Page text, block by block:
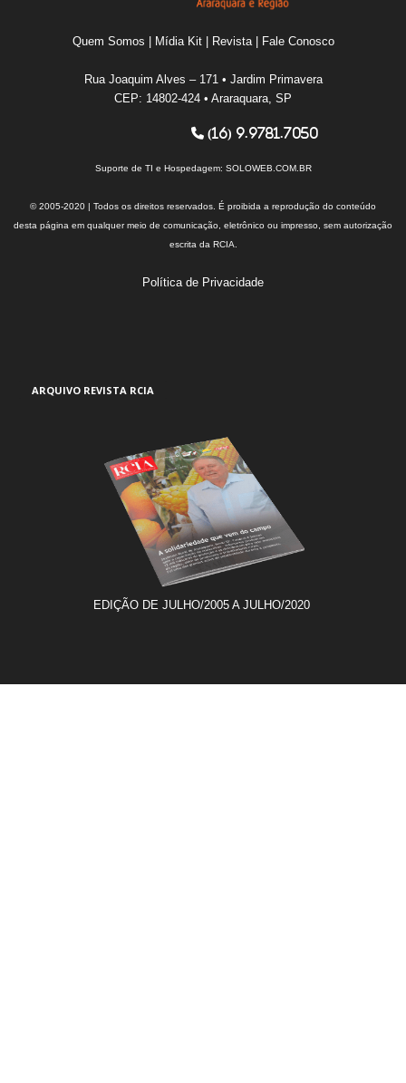
Quem Somos Mídia Kit| Revista| Fale Conosco
Rua Joaquim Alves – 171 • Jardim Primavera
CEP: 14802-424 • Araraquara, SP
(16) 9.9781.7050
Suporte de TI e Hospedagem: SOLOWEB.COM.BR
© 2005-2020 | Todos os direitos reservados. É proibida a reprodução do conteúdo
desta página em qualquer meio de comunicação, eletrônico ou impresso, sem autorização
escrita da RCIA.
Política de Privacidade
ARQUIVO REVISTA RCIA
EDIÇÃO DE JULHO/2005 A JULHO/2020